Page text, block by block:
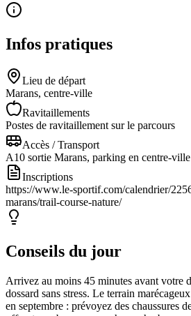
Infos pratiques
Lieu de départ
Marans, centre-ville
Ravitaillements
Postes de ravitaillement sur le parcours
Accès / Transport
A10 sortie Marans, parking en centre-ville
Inscriptions
https://www.le-sportif.com/calendrier/
marans/trail-course-nature/
Conseils du jour
Arrivez au moins 45 minutes avant votre
dossard sans stress. Le terrain
en septembre : prévoyez des chaussures